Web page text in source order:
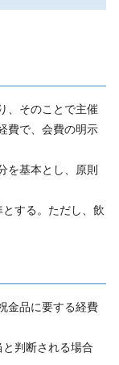
、そのことで主催
費で、会費の明示
を基本とし、原則
する。ただし、飲
金品に要する経費
判断される場合